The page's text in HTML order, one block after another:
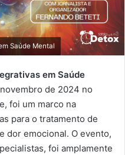
Saúde Mental
em Saúde
de 2024 no
foi um marco na
para o tratamento de
dor emocional. O evento,
foi amplamente